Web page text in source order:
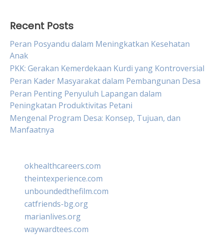
Recent Posts
Peran Posyandu dalam Meningkatkan Kesehatan
Anak
PKK: Gerakan Kemerdekaan Kurdi yang Kontroversial
Peran Kader Masyarakat dalam Pembangunan Desa
Peran Penting Penyuluh Lapangan dalam
Peningkatan Produktivitas Petani
Mengenal Program Desa: Konsep, Tujuan, dan
Manfaatnya
okhealthcareers.com
theintexperience.com
unboundedthefilm.com
catfriends-bg.org
marianlives.org
waywardtees.com